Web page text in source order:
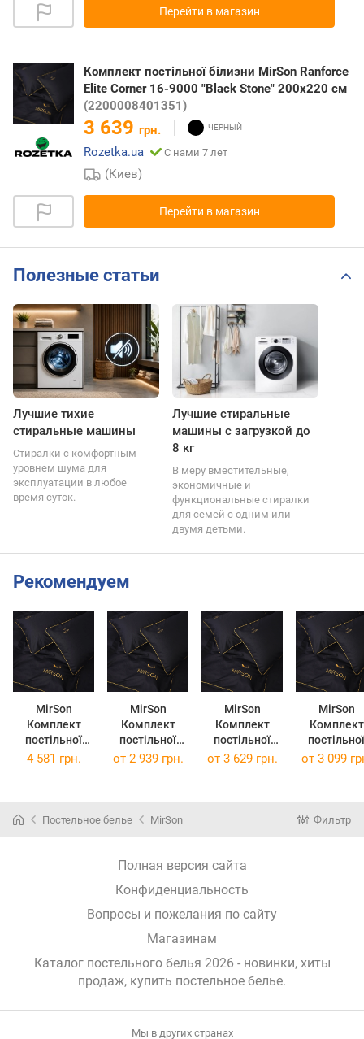
Перейти в магазин
Комплект постільної білизни MirSon Ranforce
Elite Corner 16-9000 "Black Stone" 200х220 см
(2200008401351)
3 639 грн.
Rozetka.ua
С нами 7 лет
(Киев)
Перейти в магазин
Полезные статьи
Лучшие тихие
стиральные машины
Стиралки с комфортным
уровнем шума для
эксплуатации в любое
время суток.
Лучшие стиральные
машины с загрузкой до
8 кг
В меру вместительные,
экономичные и
функциональные стиралки
для семей с одним или
двумя детьми.
Рекомендуем
MirSon
Комплект
постільної
білизни
Black Stone
MirSon
Комплект
постільної
білизни
160х220 см
MirSon
Комплект
постільної
білизни
MirSon
Комплект
постільної
білизни
2х160х220
4 581 грн. от 2 939 грн. от 3 629 грн. от 3 099
Постельное белье MirSon Фильтр
Полная версия сайта
Конфиденциальность
Вопросы и пожелания по сайту
Магазинам
Каталог постельного белья 2026 - новинки, хиты
продаж, купить постельное белье.
Мы в других странах